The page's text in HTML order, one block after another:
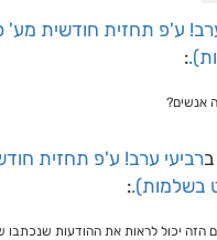
ע'פ תחזית חודשית
:
אנשים?
רביעי ערב! ע'פ תחזית
בשלמות).:
הזה יכול לראות את ההודעות שנכתבו